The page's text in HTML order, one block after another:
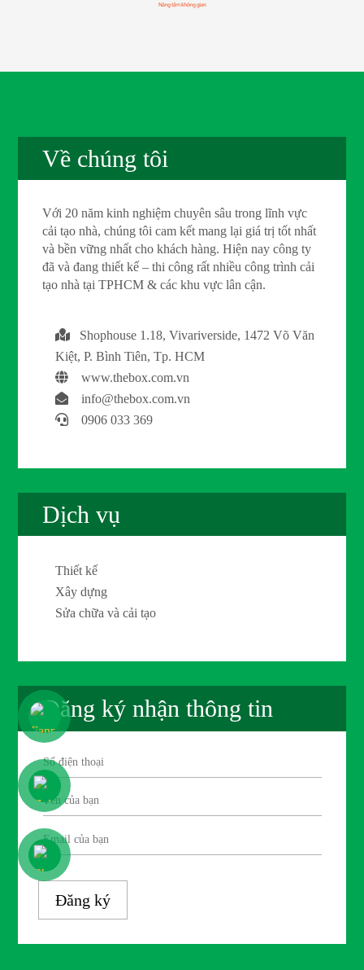
Về chúng tôi
Với 20 năm kinh nghiệm chuyên sâu trong lĩnh vực
cải tạo nhà, chúng tôi cam kết mang lại giá trị tốt nhất
và bền vững nhất cho khách hàng. Hiện nay công ty
đã và đang thiết kế – thi công rất nhiều công trình cải
tạo nhà tại TPHCM & các khu vực lân cận.
Shophouse 1.18, Vivariverside, 1472 Võ Văn
Kiệt, P. Bình Tiên, Tp. HCM
www.thebox.com.vn
info@thebox.com.vn
0906 033 369
Dịch vụ
Thiết kế
Xây dựng
Sửa chữa và cải tạo
Đăng ký nhận thông tin
Đăng ký